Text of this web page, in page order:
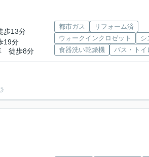
歩13分
19分
徒歩8分
都市ガス
リフォーム済
ウォークインクロゼット
シ
食器洗い乾燥機
バス・トイ